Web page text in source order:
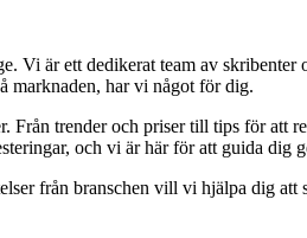
är ett dedikerat team av skribenter
marknaden, har vi något för dig.
trender och priser till tips för att
och vi är här för att guida dig
från branschen vill vi hjälpa dig